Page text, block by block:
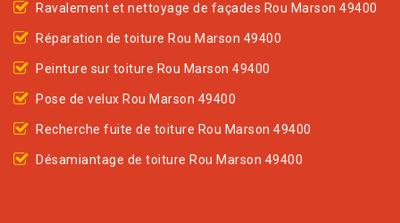
Ravalement et nettoyage de façades Rou Marson 49400
Réparation de toiture Rou Marson 49400
Peinture sur toiture Rou Marson 49400
Pose de velux Rou Marson 49400
Recherche fuite de toiture Rou Marson 49400
Désamiantage de toiture Rou Marson 49400